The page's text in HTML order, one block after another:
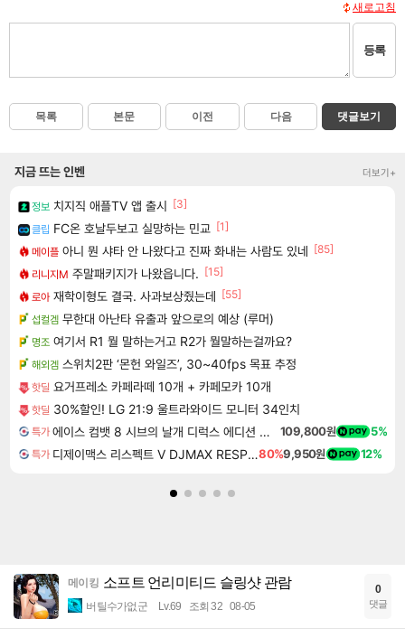
새로고침
등록
목록 본문 이전 다음 댓글보기
지금 뜨는 인벤 더보기+
정보 치지직 애플TV 앱 출시 [3]
클립 FC온 호날두보고 실망하는 민교 [1]
메이플 아니 뭔 샤타 안 나왔다고 진짜 화내는 사람도 있네 [85]
리니지M 주말패키지가 나왔읍니다. [15]
로아 재학이형도 결국. 사과보상줬는데 [55]
섭컬겜 무한대 아난타 유출과 앞으로의 예상 (루머)
명조 여기서 R1 뭘 말하는거고 R2가 뭘말하는걸까요?
해외겜 스위치2판 ‘몬헌 와일즈’, 30~40fps 목표 추정
핫딜 요거프레소 카페라떼 10개 + 카페모카 10개
핫딜 30%할인! LG 21:9 울트라와이드 모니터 34인치
특가 에이스 컴뱃 8 시브의 날개 디럭스 에디션 예약구매 ACE COMBAT 8 WINGS OF THEVE Deluxe Edition 109,800원 5%
특가 디제이맥스 리스펙트 V DJMAX RESPECT V80%9,950원 12%
메이킹 소프트 언리미티드 슬링샷 관람
버틸수가없군 Lv.69 조회 32 08-05
0
댓글